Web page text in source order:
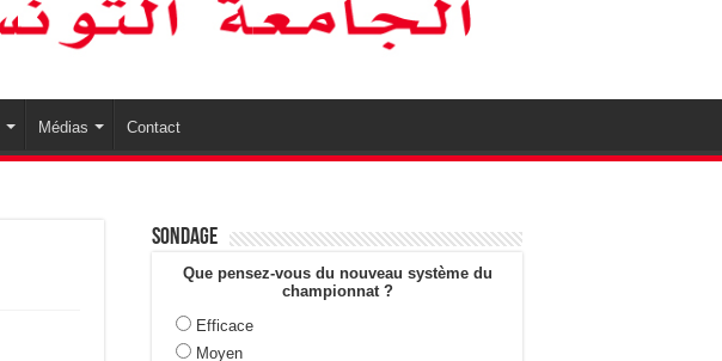
Médias Contact
Sondage
Que pensez-vous du nouveau système du
championnat ?
Efficace
Moyen